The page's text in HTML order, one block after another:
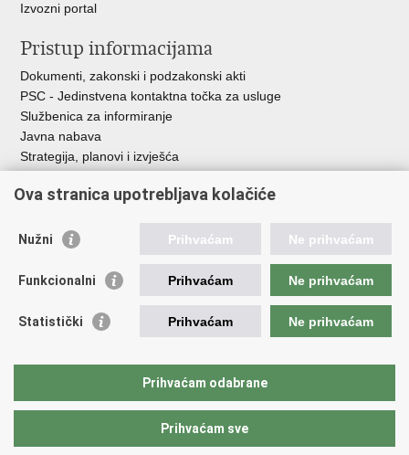
Izvozni portal
Pristup informacijama
Dokumenti, zakonski i podzakonski akti
PSC - Jedinstvena kontaktna točka za usluge
Službenica za informiranje
Javna nabava
Strategija, planovi i izvješća
Korisne poveznice
Vlada RH
ASOO
CARNET
Ova stranica upotrebljava kolačiće
Nužni Prihvaćam Ne prihvaćam
Funkcionalni Prihvaćam Ne prihvaćam
Statistički Prihvaćam Ne prihvaćam
Prihvaćam odabrane
Prihvaćam sve